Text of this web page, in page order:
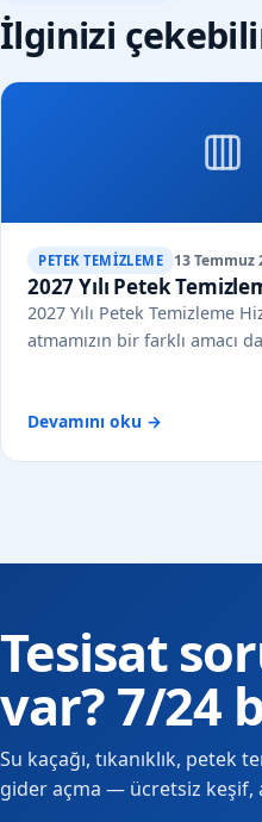
İlginizi
PETEK TEMIZLEME 13 Temmuz
2027 Yılı Petek
2027 Yılı Petek Temizleme
atmamızın bir farklı amacı
Devamını oku →
Tesisat
var? 7/24
Su kaçağı, tıkanıklık, petek
gider açma — ücretsiz keşif,